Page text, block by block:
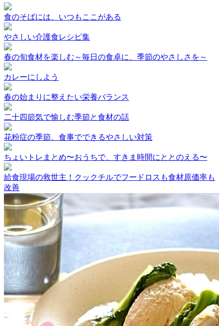
食のそばには、いつもここがある
やさしい介護食レシピ集
春の旬食材を楽しむ～毎日の食卓に、季節のやさしさを～
カレーにしよう
春の始まりに整えたい栄養バランス
二十四節気で愉しむ季節と食材の話
花粉症の季節、食事でできるやさしい対策
ちょいトレまとめ〜おうちで、すきま時間にととのえる〜
給食現場の救世主！クックチルでフードロスも食材原価率も
改善